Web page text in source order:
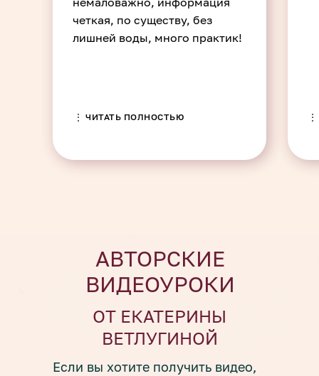
четкая, по существу, без
лишней воды, много практик!
⋮ ЧИТАТЬ ПОЛНОСТЬЮ
АВТОРСКИЕ
ВИДЕОУРОКИ
ОТ ЕКАТЕРИНЫ
ВЕТЛУГИНОЙ
Если вы хотите получить видео,